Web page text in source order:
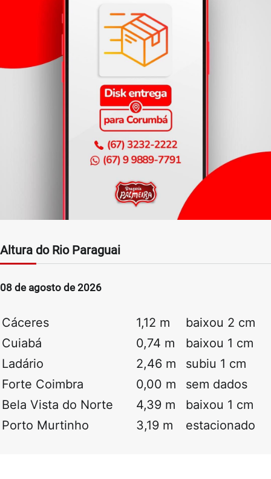
Altura do Rio Paraguai
08 de agosto de 2026
Cáceres 1,12 m
baixou 2 cm
Cuiabá
0,74 m
baixou 1 cm
Ladário
2,46 m
subiu 1 cm
Forte Coimbra
0,00 m
sem dados
Bela Vista do Norte
4,39 m
baixou 1 cm
Porto Murtinho
3,19 m estacionado